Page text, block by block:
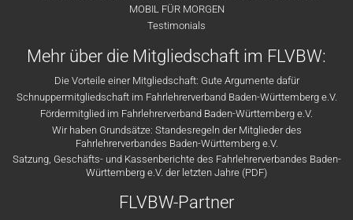
MOBIL FÜR MORGEN
Testimonials
Mehr über die Mitgliedschaft im FLVBW:
Die Vorteile einer Mitgliedschaft: Gute Argumente dafür
Schnuppermitgliedschaft im Fahrlehrerverband Baden-Württemberg e.V.
Fördermitglied im Fahrlehrerverband Baden-Württemberg e.V.
Wir haben Grundsätze: Standesregeln der Mitglieder des
Fahrlehrerverbandes Baden-Württemberg e.V.
Satzung, Geschäfts- und Kassenberichte des Fahrlehrerverbandes Baden-
Württemberg e.V. der letzten Jahre (PDF)
FLVBW-Partner